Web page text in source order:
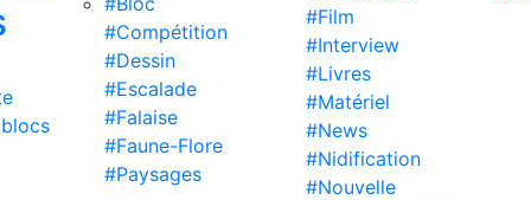
#Compétition
#Dessin
#Escalade
#Falaise
#Faune-Flore
#Paysages
#Film
#Interview
#Livres
#Matériel
#News
#Nidification
#Nouvelle